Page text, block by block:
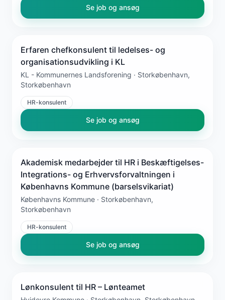
Se job og ansøg
Erfaren chefkonsulent til ledelses- og
organisationsudvikling i KL
KL - Kommunernes Landsforening · Storkøbenhavn,
Storkøbenhavn
HR-konsulent
Se job og ansøg
Akademisk medarbejder til HR i Beskæftigelses-
Integrations- og Erhvervsforvaltningen i
Københavns Kommune (barselsvikariat)
Københavns Kommune · Storkøbenhavn,
Storkøbenhavn
HR-konsulent
Se job og ansøg
Lønkonsulent til HR – Lønteamet